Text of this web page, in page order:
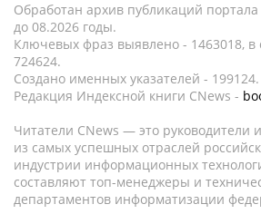
Обработан архив публикаций
до 08.2026 годы.
Ключевых фраз выявлено - 1463018, в
724624.
Создано именных указателей - 199124.
Редакция Индексной книги CNews -
Читатели CNews — это руководители
из самых успешных отраслей
индустрии информационных
составляют топ-менеджеры и
департаментов информатизации